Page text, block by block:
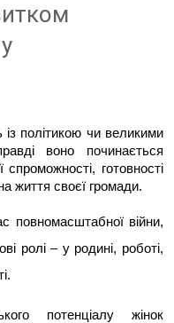
політикою чи великими
воно починається
готовності
життя своєї громади.
повномасштабної війни,
ролі – у родині, роботі,
потенціалу жінок